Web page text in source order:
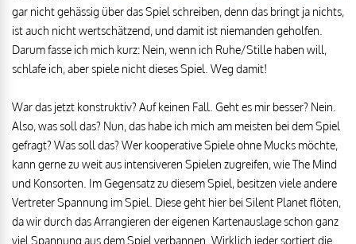
gar nicht gehässig über das Spiel schreiben, denn das bringt ja nichts,
ist auch nicht wertschätzend, und damit ist niemanden geholfen.
Darum fasse ich mich kurz: Nein, wenn ich Ruhe/Stille haben will,
schlafe ich, aber spiele nicht dieses Spiel. Weg damit!
War das jetzt konstruktiv? Auf keinen Fall. Geht es mir besser? Nein.
Also, was soll das? Nun, das habe ich mich am meisten bei dem Spiel
gefragt? Was soll das? Wer kooperative Spiele ohne Mucks möchte,
kann gerne zu weit aus intensiveren Spielen zugreifen, wie The Mind
und Konsorten. Im Gegensatz zu diesem Spiel, besitzen viele andere
Vertreter Spannung im Spiel. Diese geht hier bei Silent Planet flöten,
da wir durch das Arrangieren der eigenen Kartenauslage schon ganz
viel Spannung aus dem Spiel verbannen. Wirklich jeder sortiert die